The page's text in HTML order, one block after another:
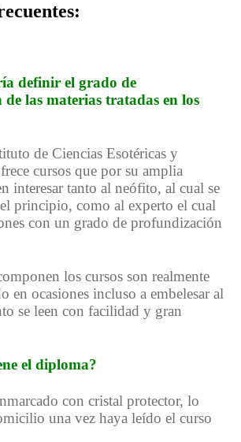
definir el grado de
las materias tratadas en los
de Ciencias Esotéricas y
cursos que por su amplia
interesar tanto al neófito, al cual se
el principio, como al experto el cual
con un grado de profundización
los cursos son realmente
en ocasiones incluso a embelesar al
se leen con facilidad y gran
el diploma?
con cristal protector, lo
una vez haya leído el curso